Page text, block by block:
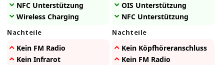
NFC Unterstützung
Wireless Charging
Nachteile
Kein FM Radio
Kein Infrarot
OIS Unterstützung
NFC Unterstützung
Nachteile
Kein Köpfhöreranschluss
Kein FM Radio